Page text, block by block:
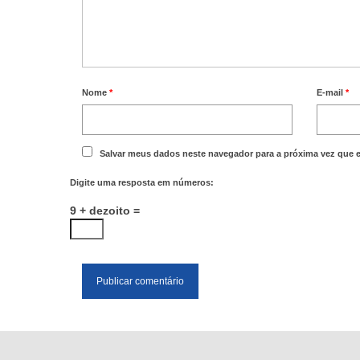
Nome * E-mail*
Salvar meus dados neste navegador para a próxima vez que
Digite uma resposta em números:
9 + dezoito =